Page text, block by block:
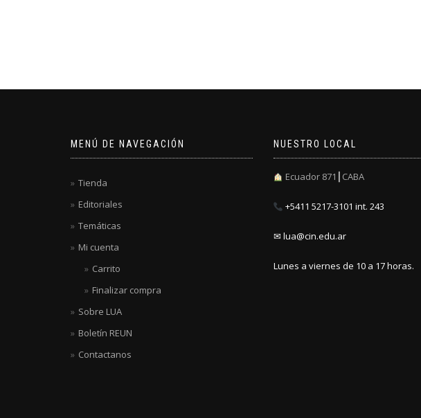
MENÚ DE NAVEGACIÓN
Tienda
Editoriales
Temáticas
Mi cuenta
Carrito
Finalizar compra
Sobre LUA
Boletín REUN
Contactanos
NUESTRO LOCAL
Ecuador 871┃CABA
+5411 5217-3101 int. 243
✉ lua@cin.edu.ar
Lunes a viernes de 10 a 17 horas.